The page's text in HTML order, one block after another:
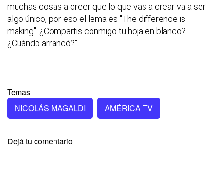
muchas cosas a creer que lo que vas a crear va a ser
algo único, por eso el lema es "The difference is
making". ¿Compartis conmigo tu hoja en blanco?
¿Cuándo arrancó?".
Temas
NICOLÁS MAGALDI
AMÉRICA TV
Dejá tu comentario